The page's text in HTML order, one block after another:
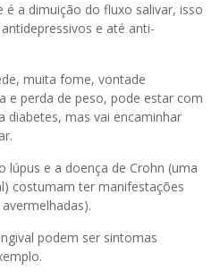
a dimuição do fluxo salivar, isso
e até anti-
muita fome, vontade
e perda de peso, pode estar com
diabetes, mas vai encaminhar
e a doença de Crohn (uma
costumam ter manifestações
podem ser sintomas